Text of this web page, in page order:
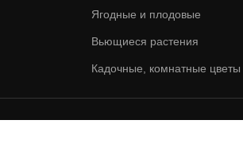
Ягодные и плодовые
Вьющиеся растения
Кадочные, комнатные цветы